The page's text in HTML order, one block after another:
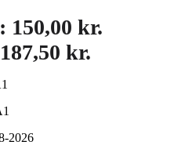
150,00 kr.
187,50 kr.
2026